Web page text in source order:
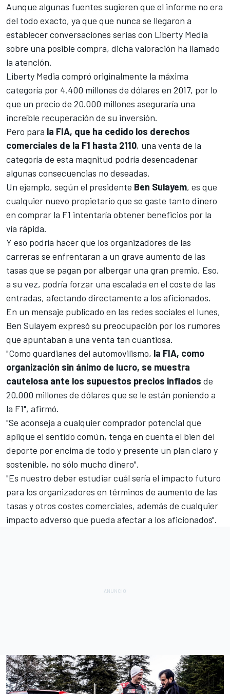
Aunque algunas fuentes sugieren que el informe no era
del todo exacto, ya que que nunca se llegaron a
establecer conversaciones serias con Liberty Media
sobre una posible compra, dicha valoración ha llamado
la atención.
Liberty Media compró originalmente la máxima
categoría por 4.400 millones de dólares en 2017, por lo
que un precio de 20.000 millones aseguraría una
increíble recuperación de su inversión.
Pero para la FIA, que ha cedido los derechos
comerciales de la F1 hasta 2110, una venta de la
categoría de esta magnitud podría desencadenar
algunas consecuencias no deseadas.
Un ejemplo, según el presidente Ben Sulayem, es que
cualquier nuevo propietario que se gaste tanto dinero
en comprar la F1 intentaría obtener beneficios por la
vía rápida.
Y eso podría hacer que los organizadores de las
carreras se enfrentaran a un grave aumento de las
tasas que se pagan por albergar una gran premio. Eso,
a su vez, podría forzar una escalada en el coste de las
entradas, afectando directamente a los aficionados.
En un mensaje publicado en las redes sociales el lunes,
Ben Sulayem expresó su preocupación por los rumores
que apuntaban a una venta tan cuantiosa.
"Como guardianes del automovilismo, la FIA, como
organización sin ánimo de lucro, se muestra
cautelosa ante los supuestos precios inflados de
20.000 millones de dólares que se le están poniendo a
la F1", afirmó.
"Se aconseja a cualquier comprador potencial que
aplique el sentido común, tenga en cuenta el bien del
deporte por encima de todo y presente un plan claro y
sostenible, no sólo mucho dinero".
"Es nuestro deber estudiar cuál sería el impacto futuro
para los organizadores en términos de aumento de las
tasas y otros costes comerciales, además de cualquier
impacto adverso que pueda afectar a los aficionados".